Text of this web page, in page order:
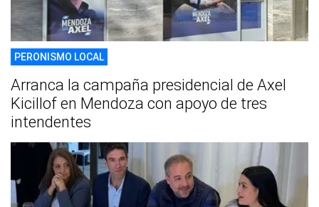
PERONISMO LOCAL
Arranca la campaña presidencial de Axel
Kicillof en Mendoza con apoyo de tres
intendentes